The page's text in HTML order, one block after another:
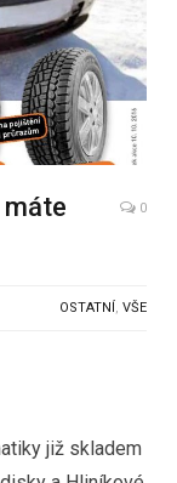
máte
0
OSTATNÍ , VŠE
již skladem